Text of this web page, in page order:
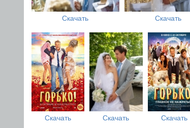
Скачать Скачать
Скачать Скачать Скачать